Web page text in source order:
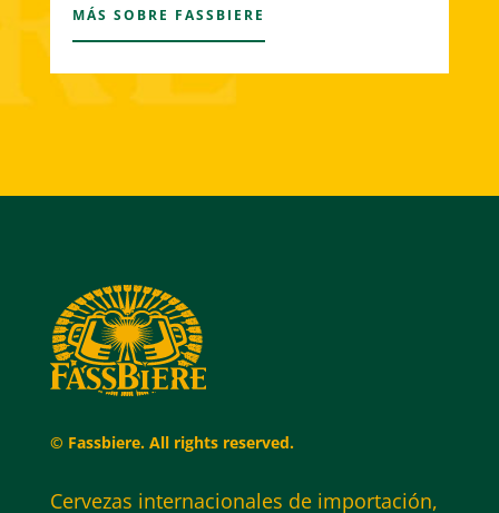
MÁS SOBRE FASSBIERE
© Fassbiere. All rights reserved.
Cervezas internacionales de importación,